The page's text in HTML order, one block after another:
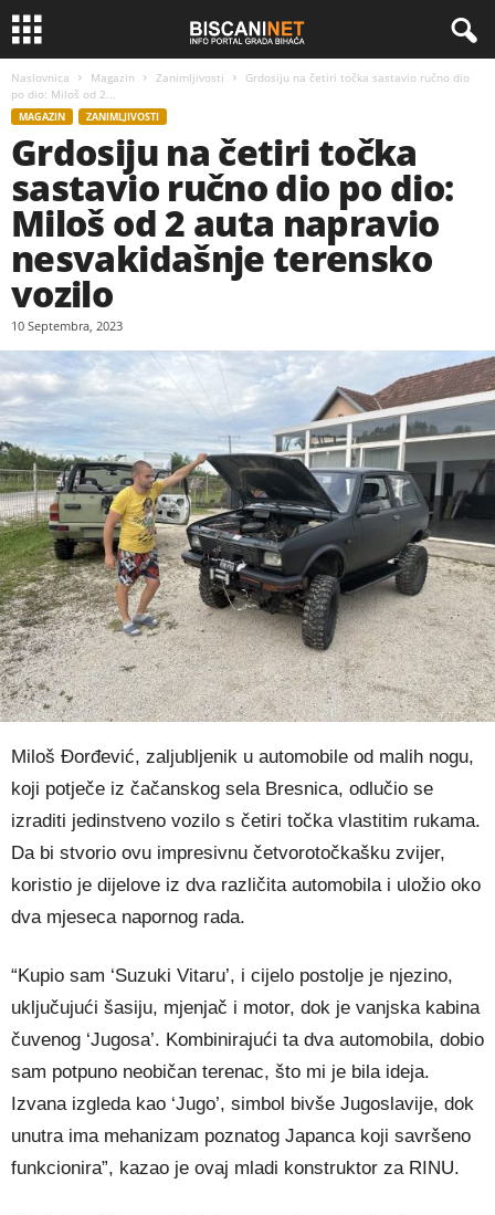
Naslovnica Magazin Zanimljivosti
Grdosiju na četiri točka sastavio ručno dio
po dio: Miloš od 2...
MAGAZIN ZANIMLJIVOSTI
Grdosiju na četiri točka
sastavio ručno dio po dio:
Miloš od 2 auta napravio
nesvakidašnje terensko
vozilo
10 Septembra, 2023
Miloš Đorđević, zaljubljenik u automobile od malih nogu,
koji potječe iz čačanskog sela Bresnica, odlučio se
izraditi jedinstveno vozilo s četiri točka vlastitim rukama.
Da bi stvorio ovu impresivnu četvorotočkašku zvijer,
koristio je dijelove iz dva različita automobila i uložio oko
dva mjeseca napornog rada.
“Kupio sam ‘Suzuki Vitaru’, i cijelo postolje je njezino,
uključujući šasiju, mjenjač i motor, dok je vanjska kabina
čuvenog ‘Jugosa’. Kombinirajući ta dva automobila, dobio
sam potpuno neobičan terenac, što mi je bila ideja.
Izvana izgleda kao ‘Jugo’, simbol bivše Jugoslavije, dok
unutra ima mehanizam poznatog Japanca koji savršeno
funkcionira”, kazao je ovaj mladi konstruktor za RINU.